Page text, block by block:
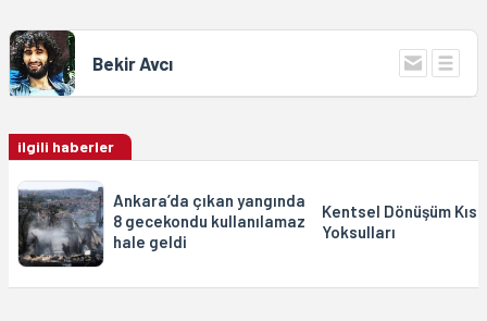
Bekir Avcı
ilgili haberler
Ankara’da çıkan yangında
8 gecekondu kullanılamaz
hale geldi
Kentsel Dönüşüm
Yoksulları